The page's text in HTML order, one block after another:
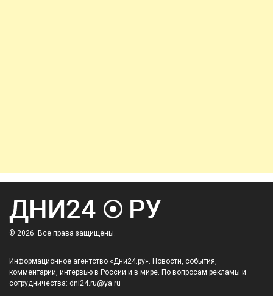
© 2026. Все права защищены.
Информационное агентство «Дни24.ру». Новости, события,
комментарии, интервью в России и в мире. По вопросам рекламы и
сотрудничества: dni24.ru@ya.ru